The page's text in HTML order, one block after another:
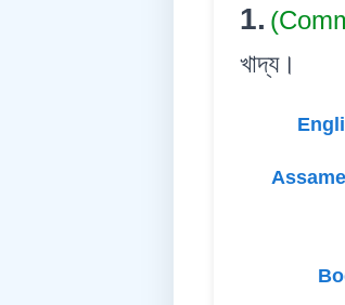
1.
খাদ্য।